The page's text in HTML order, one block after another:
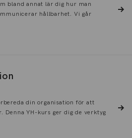
bland annat lär dig hur man
hållbarhet. Vi går
din organisation för att
Denna YH-kurs ger dig de verktyg